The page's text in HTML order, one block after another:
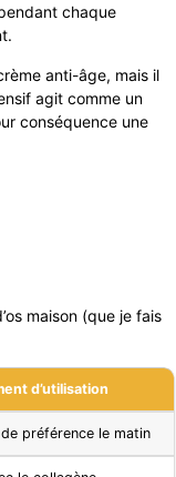
chaque
anti-âge, mais il
agit comme un
conséquence une
maison (que je fais
d’utilisation
préférence le matin